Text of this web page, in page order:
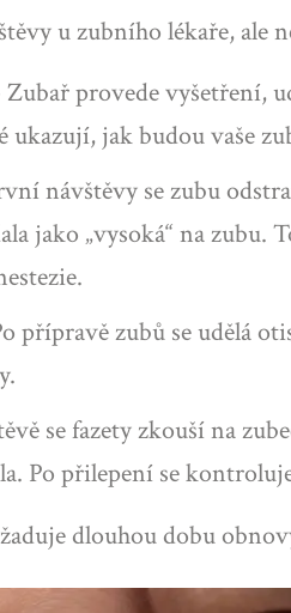
u zubního lékaře, ale
Zubař provede vyšetření,
ukazují, jak budou vaše
návštěvy se zubu
jako „vysoká“ na
přípravě zubů se udělá
se fazety zkouší na
Po přilepení se
dlouhou dobu